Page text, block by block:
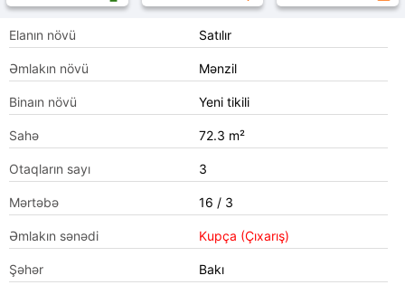
Elanın növü Satılır
Əmlakın növü Mənzil
Binaın növü Yeni tikili
Sahə 72.3 m²
Otaqların sayı 3
Mərtəbə 16 / 3
Əmlakın sənədi Kupça (Çıxarış)
Şəhər Bakı